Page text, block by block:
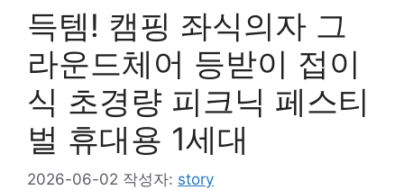
득템! 캠핑 좌식의자 그
라운드체어 등받이 접이
식 초경량 피크닉 페스티
벌 휴대용 1세대
2026-06-02 작성자: story